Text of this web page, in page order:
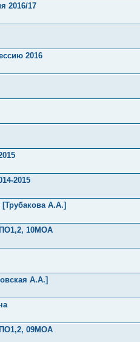
2016/17
2016
2015
А.А.]
10МОА
А.А.]
09МОА